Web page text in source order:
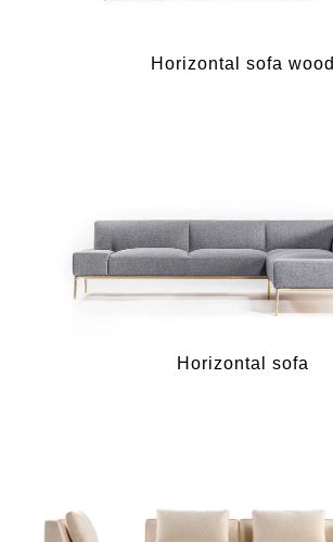
Horizontal sofa wood
Horizontal sofa